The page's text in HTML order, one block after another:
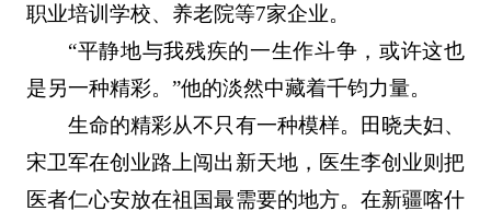
职业培训学校、养老院等7家企业。
“平静地与我残疾的一生作斗争，或许这也
是另一种精彩。”他的淡然中藏着千钧力量。
生命的精彩从不只有一种模样。田晓夫妇、
宋卫军在创业路上闯出新天地，医生李创业则把
医者仁心安放在祖国最需要的地方。在新疆喀什